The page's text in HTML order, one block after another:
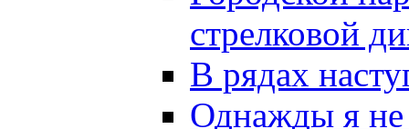
стрелковой
В рядах
Однажды я